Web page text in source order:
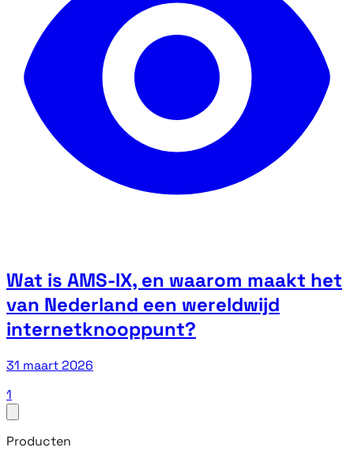
Wat is AMS-IX, en waarom maakt het
van Nederland een wereldwijd
internetknooppunt?
31 maart 2026
1
Producten